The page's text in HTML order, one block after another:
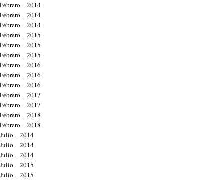
Febrero – 2014
Febrero – 2014
Febrero – 2014
Febrero – 2015
Febrero – 2015
Febrero – 2015
Febrero – 2016
Febrero – 2016
Febrero – 2016
Febrero – 2017
Febrero – 2017
Febrero – 2018
Febrero – 2018
Julio – 2014
Julio – 2014
Julio – 2014
Julio – 2015
Julio – 2015